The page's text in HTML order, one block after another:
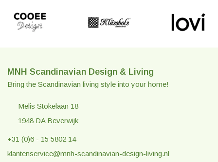
MNH Scandinavian Design & Living
Bring the Scandinavian living style into your home!
Melis Stokelaan 18
1948 DA Beverwijk
+31 (0)6 - 15 5802 14
klantenservice@mnh-scandinavian-design-living.nl